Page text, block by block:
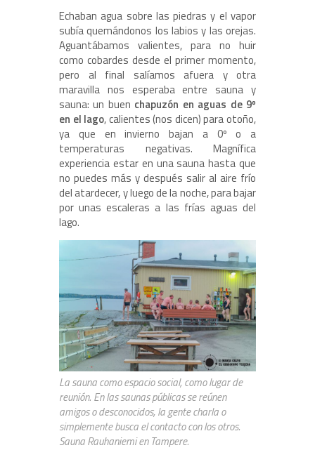
Echaban agua sobre las piedras y el vapor
subía quemándonos los labios y las orejas.
Aguantábamos valientes, para no huir
como cobardes desde el primer momento,
pero al final salíamos afuera y otra
maravilla nos esperaba entre sauna y
sauna: un buen chapuzón en aguas de 9º
en el lago, calientes (nos dicen) para otoño,
ya que en invierno bajan a 0º o a
temperaturas negativas. Magnífica
experiencia estar en una sauna hasta que
no puedes más y después salir al aire frío
del atardecer, y luego de la noche, para bajar
por unas escaleras a las frías aguas del
lago.
La sauna como espacio social, como lugar de
reunión. En las saunas públicas se reúnen
amigos o desconocidos, la gente charla o
simplemente busca el contacto con los otros.
Sauna Rauhaniemi en Tampere.